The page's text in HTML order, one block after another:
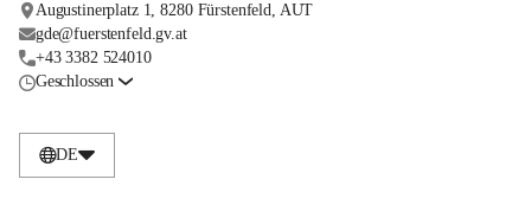
Augustinerplatz 1, 8280 Fürstenfeld, AUT
gde@fuerstenfeld.gv.at
+43 3382 524010
Geschlossen
DE